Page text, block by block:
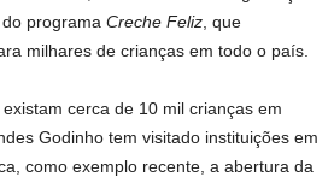
programa Creche Feliz , que
milhares de crianças em todo o país.
cerca de 10 mil crianças em
Godinho tem visitado instituições em
como exemplo recente, a abertura da